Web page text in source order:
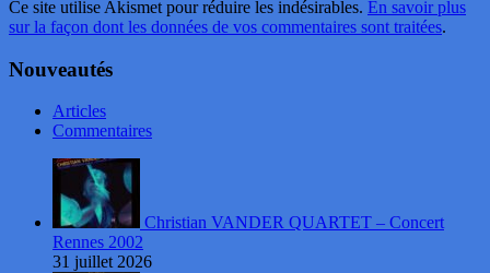
Ce site utilise Akismet pour réduire les indésirables. En savoir plus
sur la façon dont les données de vos commentaires sont traitées.
Nouveautés
Articles
Commentaires
Christian VANDER QUARTET – Concert
Rennes 2002
31 juillet 2026